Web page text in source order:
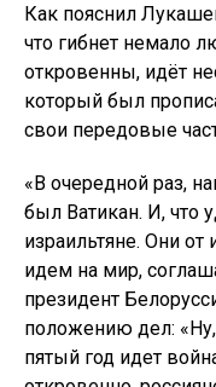
Как пояснил
что гибнет немало
откровенны, идёт
который был
свои передовые
«В очередной раз,
был Ватикан. И, что
израильтяне. Они от
идем на мир,
президент
положению дел:
пятый год идет